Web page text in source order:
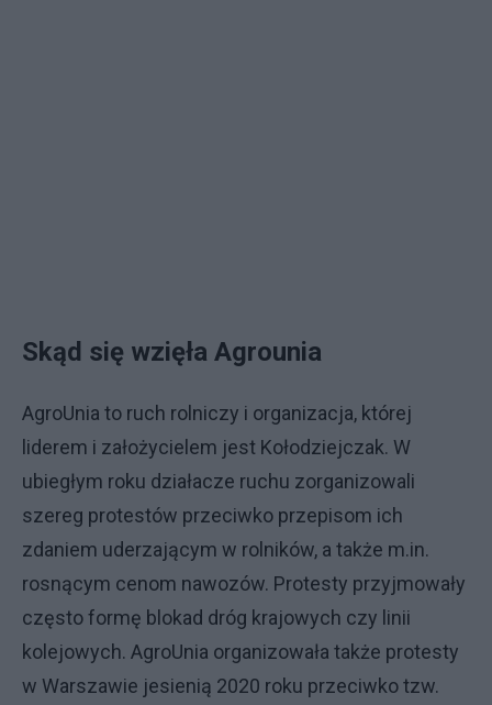
Skąd się wzięła Agrounia
AgroUnia to ruch rolniczy i organizacja, której
liderem i założycielem jest Kołodziejczak. W
ubiegłym roku działacze ruchu zorganizowali
szereg protestów przeciwko przepisom ich
zdaniem uderzającym w rolników, a także m.in.
rosnącym cenom nawozów. Protesty przyjmowały
często formę blokad dróg krajowych czy linii
kolejowych. AgroUnia organizowała także protesty
w Warszawie jesienią 2020 roku przeciwko tzw.